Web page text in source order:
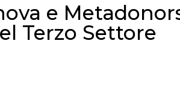
e
Terzo Settore